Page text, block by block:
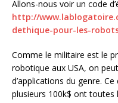
Allons-nous voir un code
http://
dethique-pour-les-
Comme le militaire est le
robotique aux USA, on
d’applications du genre.
plusieurs 100k$ ont toutes